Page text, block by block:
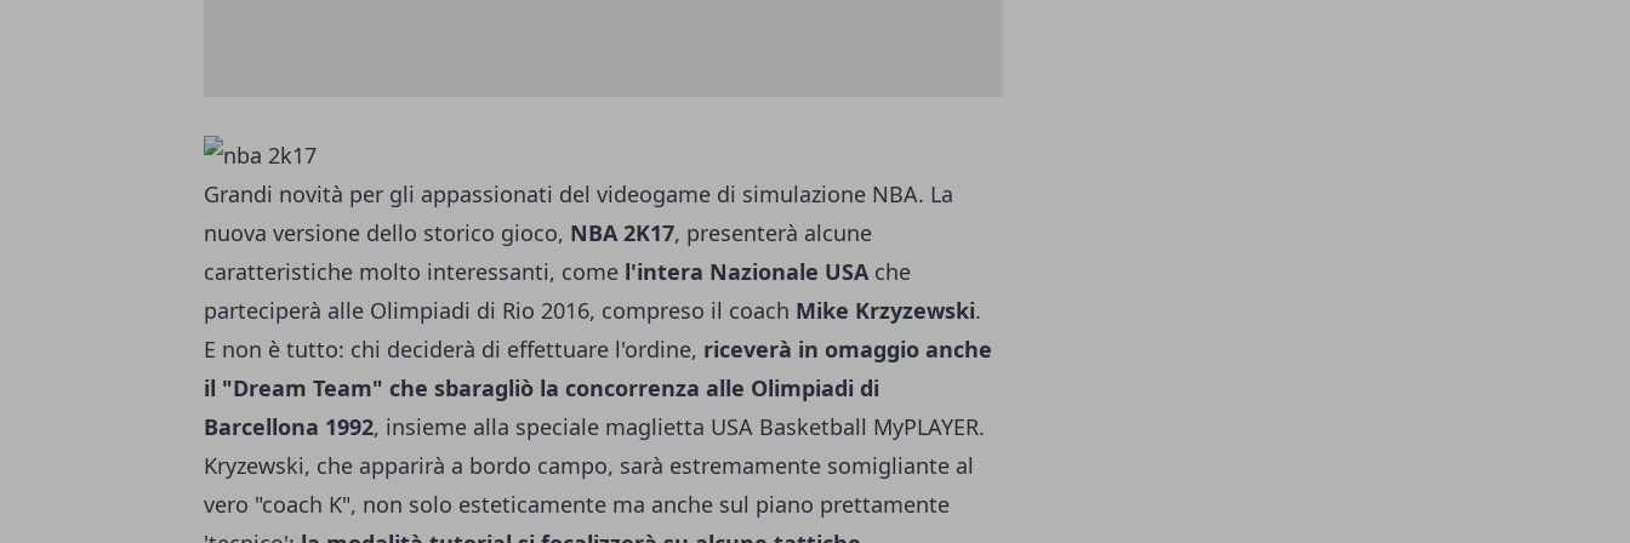
Grandi novità per gli appassionati del videogame di simulazione NBA. La
nuova versione dello storico gioco, NBA 2K17, presenterà alcune
caratteristiche molto interessanti, come l'intera Nazionale USAche
parteciperà alle Olimpiadi di Rio 2016, compreso il coach Mike Krzyzewski.
E non è tutto: chi deciderà di effettuare l'ordine, riceverà in omaggio anche
il "Dream Team" che sbaragliò la concorrenza alle Olimpiadi di
Barcellona 1992, insieme alla speciale maglietta USA Basketball MyPLAYER.
Kryzewski, che apparirà a bordo campo, sarà estremamente somigliante al
vero "coach K", non solo esteticamente ma anche sul piano prettamente